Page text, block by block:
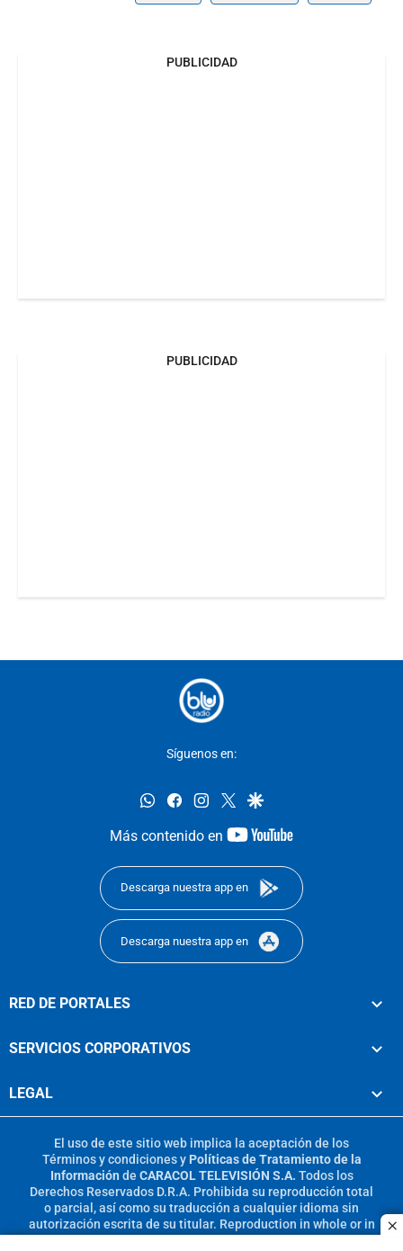
PUBLICIDAD
PUBLICIDAD
Síguenos en:
whatsappfacebookinstagram
twittergoogle
Más contenido en
youtube-
Descarga nuestra app en
Descarga nuestra app en
RED DE PORTALES
SERVICIOS CORPORATIVOS
LEGAL
El uso de este sitio web implica la aceptación de los
Términos y condicionesy Políticas de Tratamiento de la
Información de CARACOL TELEVISIÓN S.A. Todos los
Derechos Reservados D.R.A. Prohibida su reproducción total
o parcial, así como su traducción a cualquier idioma sin
autorización escrita de su titular. Reproduction in whole or in